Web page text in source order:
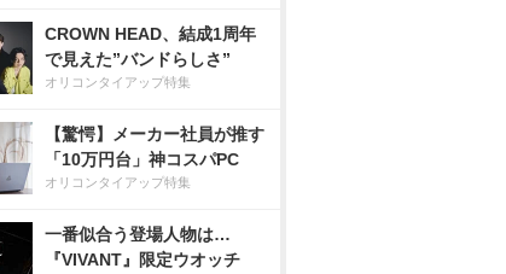
CROWN HEAD、結成1周年
で見えた”バンドらしさ”
オリコンタイアップ特集
【驚愕】メーカー社員が推す
「10万円台」神コスパPC
オリコンタイアップ特集
一番似合う登場人物は…
『VIVANT』限定ウオッチ